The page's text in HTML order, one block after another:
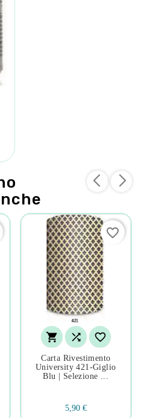
  
Carta Rivestimento
University 421-Giglio
Blu | Selezione ...
5,90 €
favorite_border